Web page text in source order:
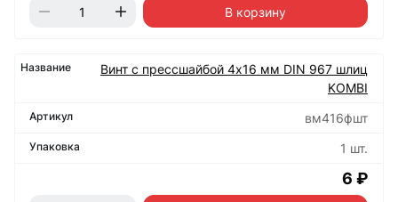
В корзину
Винт с прессшайбой 4х16 мм DIN 967 шлиц
KOMBI
вм416фшт
1 шт.
6 ₽